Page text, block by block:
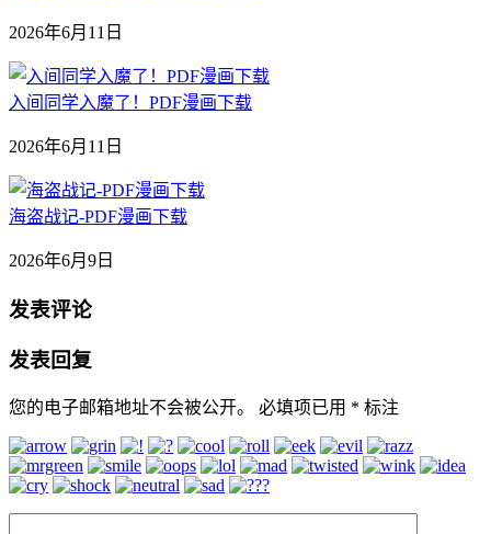
2026年6月11日
入间同学入魔了！PDF漫画下载
2026年6月11日
海盗战记-PDF漫画下载
2026年6月9日
发表评论
发表回复
您的电子邮箱地址不会被公开。 必填项已用 * 标注